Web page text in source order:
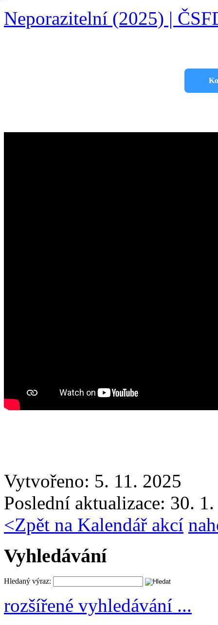
Neporazitelní (2025) |
Vytvořeno: 5. 11. 2025
Poslední aktualizace: 30.
<Zpět na Kalendář akcí
Vyhledávání
Hledaný výraz:
rozšířené vyhledávání ...